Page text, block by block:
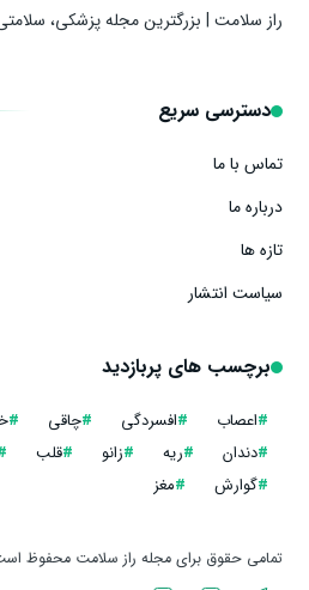
راز سلامت | بزرگترین مجله پزشکی،
دسترسی سریع
تماس با ما
درباره ما
تازه ها
سیاست انتشار
برچسب های پربازدید
#اعصاب #افسردگی #چاقی #
#دندان #ریه #زانو #قلب
#گوارش #مغز
تمامی حقوق برای مجله راز سلامت محفوظ